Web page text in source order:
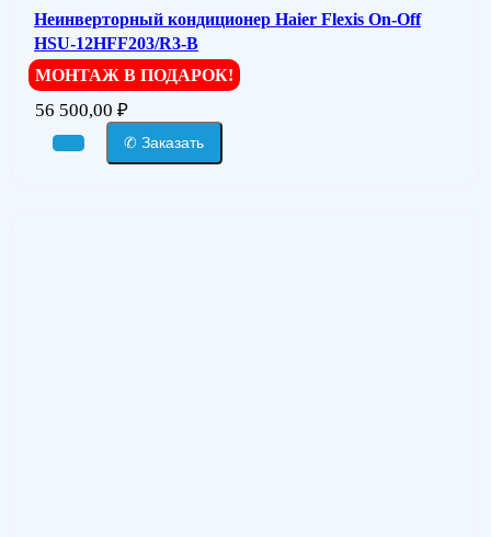
Неинверторный кондиционер Haier Flexis On-Off
HSU-12HFF203/R3-B
МОНТАЖ В ПОДАРОК!
56 500,00 ₽
✆ Заказать